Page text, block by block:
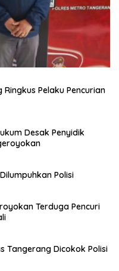
Pelaku Pencurian
Desak Penyidik
Polisi
Terduga Pencuri
Tangerang Dicokok Polisi